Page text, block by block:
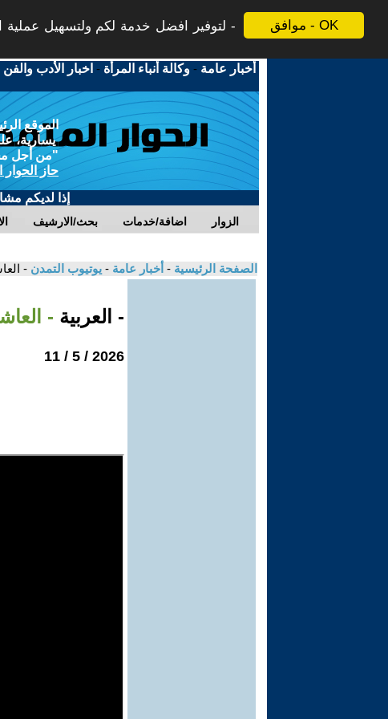
موافق - OK
لتوفير افضل خدمة لكم ولتسهيل عملية
أخبار عامة -وكالة أنباء المرأة - اخبار الأدب والفن
الموقع
يسارية،
"من أجل
حاز
إذا لديكم
بحث/الارشيف اضافة/خدمات الزوار
الصفحة الرئيسية - أخبار عامة - يوتيوب التمدن -
- العربية -
2026 / 5 / 11